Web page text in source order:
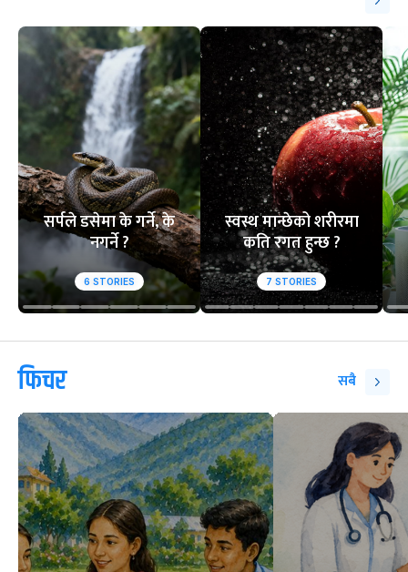
सर्पले डसेमा के गर्ने, के
नगर्ने ?
6 STORIES
स्वस्थ मान्छेको शरीरमा
कति रगत हुन्छ ?
7 STORIES
फिचर सबै